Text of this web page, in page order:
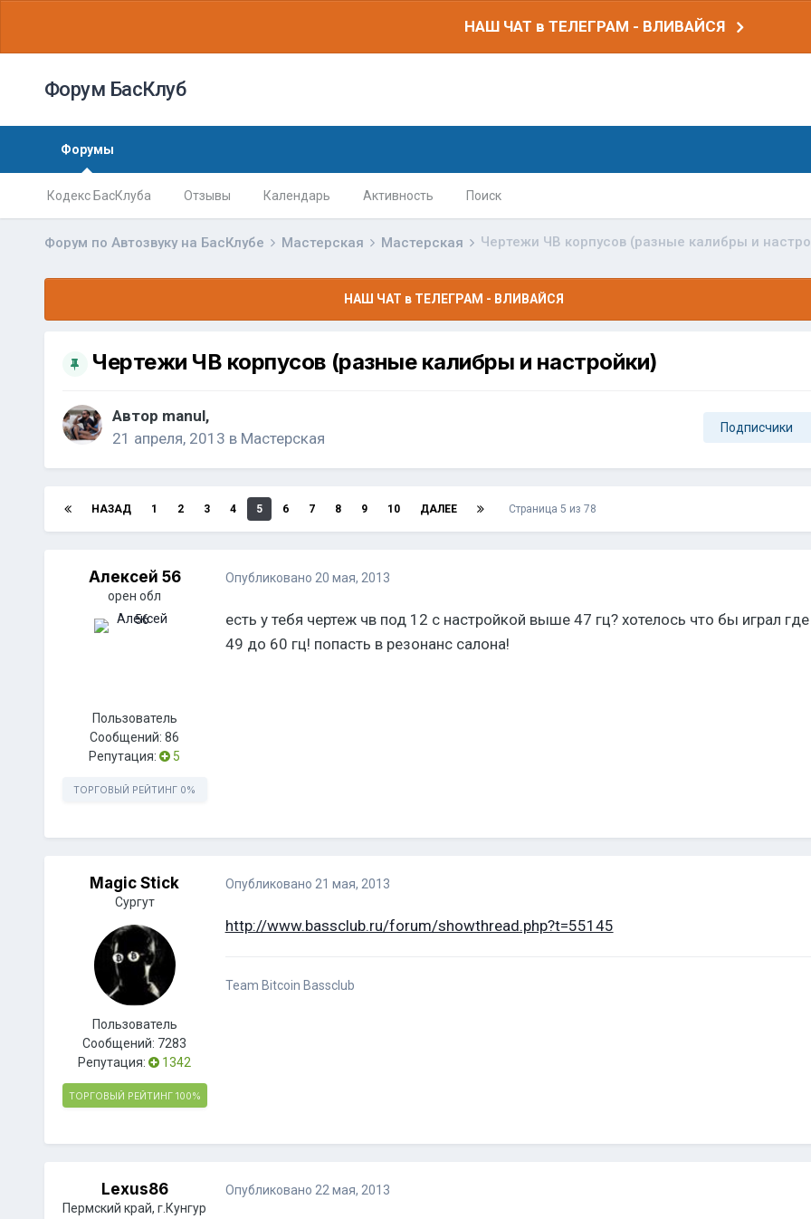
НАШ ЧАТ в ТЕЛЕГРАМ - ВЛИВАЙСЯ
Форум БасКлуб
Форумы
Кодекс БасКлуба Отзывы Календарь Активность Поиск
Форум по Автозвуку на БасКлубе Мастерская Мастерская Чертежи ЧВ корпусов (разные калибры и
НАШ ЧАТ в ТЕЛЕГРАМ - ВЛИВАЙСЯ
Чертежи ЧВ корпусов (разные калибры и настройки)
Автор manul,
21 апреля, 2013 в Мастерская
Подписчики
НАЗАД 1 2 3 4 5 6 7 8 9 10 ДАЛЕЕ Страница 5 из 78
Алексей 56
орен обл
Пользователь
Сообщений:86
Репутация:
5
ТОРГОВЫЙ РЕЙТИНГ 0%
Опубликовано 20 мая, 2013
есть у тебя чертеж чв под 12 с настройкой выше 47 гц? хотелось что бы играл
49 до 60 гц! попасть в резонанс салона!
Magic Stick
Сургут
Пользователь
Сообщений: 7283
Репутация:
1342
ТОРГОВЫЙ РЕЙТИНГ 100%
Опубликовано 21 мая, 2013
http://www.bassclub.ru/forum/showthread.php?t=55145
Team Bitcoin Bassclub
Lexus86
Пермский край, г.Кунгур
Опубликовано 22 мая, 2013